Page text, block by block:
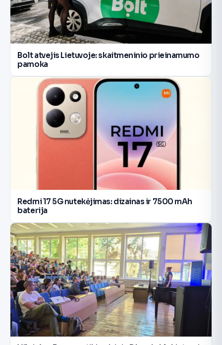
Bolt atvejis Lietuvoje: skaitmeninio prieinamumo
pamoka
Redmi 17 5G nutekėjimas: dizainas ir 7500 mAh
baterija